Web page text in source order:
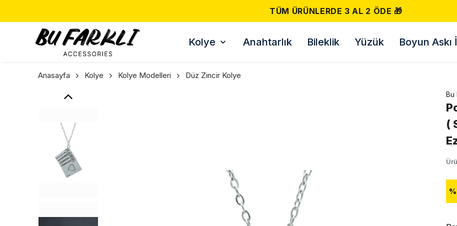
500 TL VE ÜZERI ÜCRETSIZ KARGO! 📦
Kolye Anahtarlık Bileklik Yüzük Boyun Askı
Anasayfa Kolye Kolye Modelleri Düz Zincir Kolye
Bu
(
%